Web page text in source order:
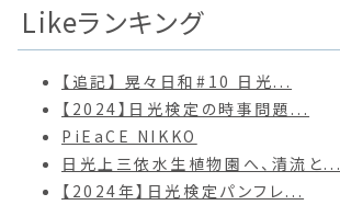
Likeランキング
【追記】 晃々日和#10 日光...
【2024】日光検定の時事問題...
PiEaCE NIKKO
日光上三依水生植物園へ、清流と...
【2024年】日光検定パンフレ...